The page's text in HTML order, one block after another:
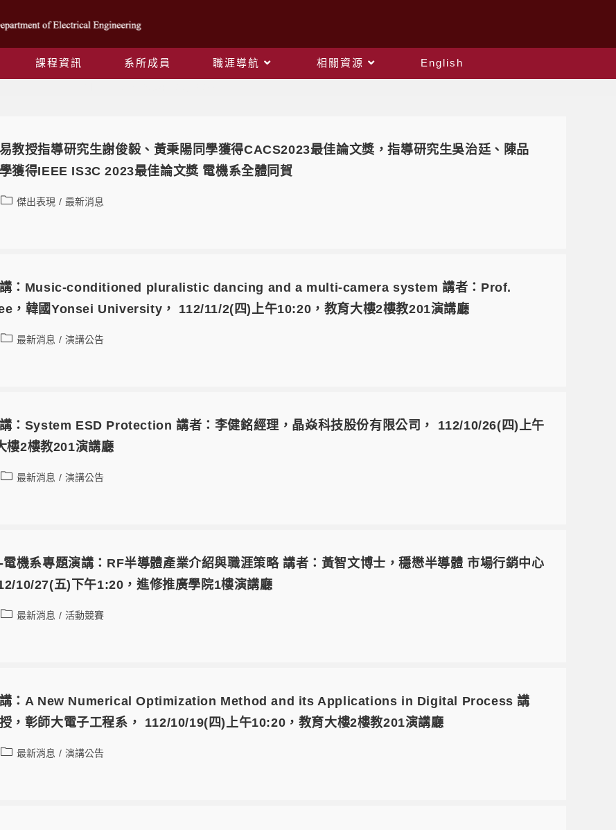
課程資訊 系所成員 職涯導航 相關資源 English
教授指導研究生謝俊毅、黃秉陽同學獲得CACS2023最佳論文獎，指導研究生吳治廷、陳品
獲得IEEE IS3C 2023最佳論文獎 電機系全體同賀
傑出表現 / 最新消息
講：Music-conditioned pluralistic dancing and a multi-camera system 講者：Prof.
，韓國Yonsei University， 112/11/2(四)上午10:20，教育大樓2樓教201演講廳
最新消息 / 演講公告
：System ESD Protection 講者：李健銘經理，晶焱科技股份有限公司， 112/10/26(四)上午
樓2樓教201演講廳
最新消息 / 演講公告
機系專題演講：RF半導體產業介紹與職涯策略 講者：黃智文博士，穩懋半導體 市場行銷中心
10/27(五)下午1:20，進修推廣學院1樓演講廳
最新消息 / 活動競賽
講：A New Numerical Optimization Method and its Applications in Digital Process 講
，彰師大電子工程系， 112/10/19(四)上午10:20，教育大樓2樓教201演講廳
最新消息 / 演講公告